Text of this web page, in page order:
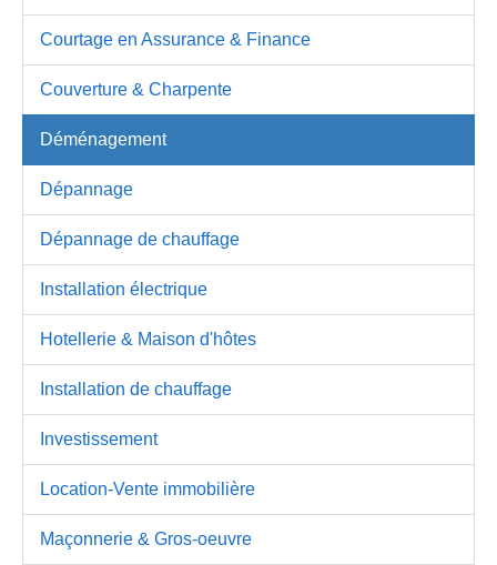
Courtage en Assurance & Finance
Couverture & Charpente
Déménagement
Dépannage
Dépannage de chauffage
Installation électrique
Hotellerie & Maison d'hôtes
Installation de chauffage
Investissement
Location-Vente immobilière
Maçonnerie & Gros-oeuvre